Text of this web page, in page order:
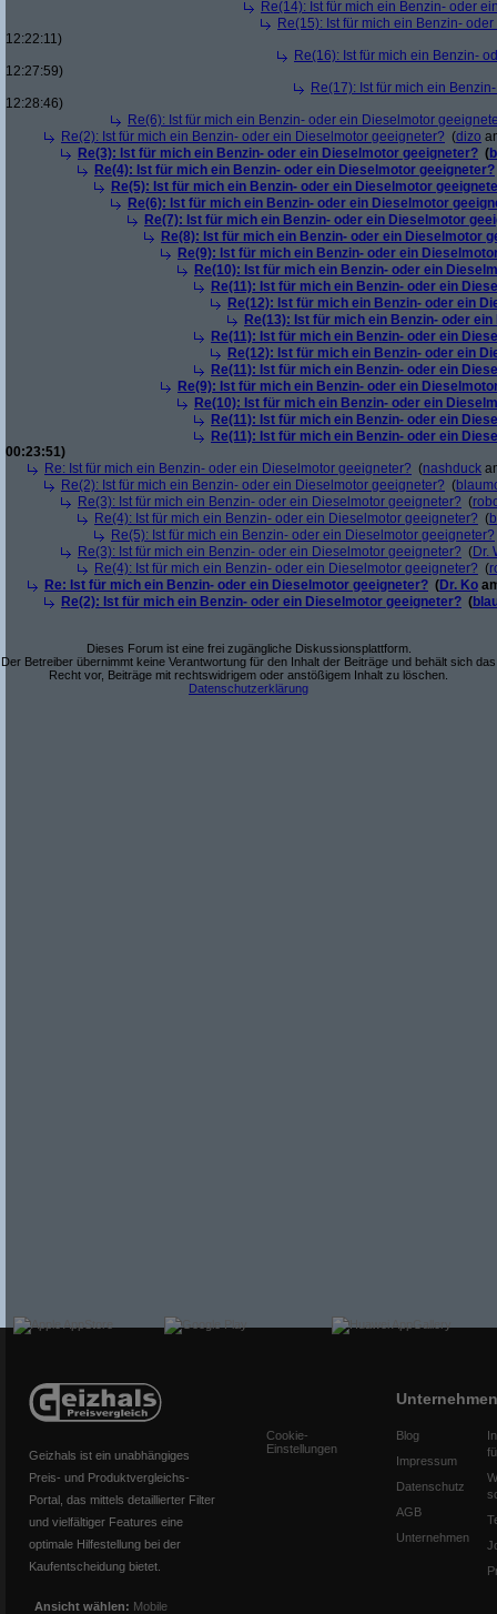
Re(14): Ist für mich ein Benzin- oder
Re(15): Ist für mich ein Benzin-
12:22:11)
Re(16): Ist für mich ein Benzin-
12:27:59)
Re(17): Ist für mich ein
12:28:46)
Re(6): Ist für mich ein Benzin- oder ein Dieselmotor
Re(2): Ist für mich ein Benzin- oder ein Dieselmotor geeigneter? (dizo
Re(3): Ist für mich ein Benzin- oder ein Dieselmotor geeigneter? (
Re(4): Ist für mich ein Benzin- oder ein Dieselmotor geeigneter?
Re(5): Ist für mich ein Benzin- oder ein Dieselmotor
Re(6): Ist für mich ein Benzin- oder ein Dieselmotor
Re(7): Ist für mich ein Benzin- oder ein Dieselmotor
Re(8): Ist für mich ein Benzin- oder ein Dieselmotor
Re(9): Ist für mich ein Benzin- oder ein
Re(10): Ist für mich ein Benzin- oder ein
Re(11): Ist für mich ein Benzin- oder ein
Re(12): Ist für mich ein Benzin- oder ein
Re(13): Ist für mich ein Benzin- oder
Re(11): Ist für mich ein Benzin- oder ein
Re(12): Ist für mich ein Benzin- oder ein
Re(11): Ist für mich ein Benzin- oder ein
Re(9): Ist für mich ein Benzin- oder ein
Re(10): Ist für mich ein Benzin- oder ein
Re(11): Ist für mich ein Benzin- oder ein
Re(11): Ist für mich ein Benzin- oder ein
00:23:51)
Re: Ist für mich ein Benzin- oder ein Dieselmotor geeigneter? (nashduck
Re(2): Ist für mich ein Benzin- oder ein Dieselmotor geeigneter? (
Re(3): Ist für mich ein Benzin- oder ein Dieselmotor geeigneter? (
Re(4): Ist für mich ein Benzin- oder ein Dieselmotor geeigneter? (
Re(5): Ist für mich ein Benzin- oder ein Dieselmotor geeigneter?
Re(3): Ist für mich ein Benzin- oder ein Dieselmotor geeigneter? (Dr.
Re(4): Ist für mich ein Benzin- oder ein Dieselmotor geeigneter? (
Re: Ist für mich ein Benzin- oder ein Dieselmotor geeigneter? (Dr. Ko
Re(2): Ist für mich ein Benzin- oder ein Dieselmotor geeigneter? (
Dieses Forum ist eine frei zugängliche Diskussionsplattform.
Der Betreiber übernimmt keine Verantwortung für den Inhalt der Beiträge und behält sich das
Recht vor, Beiträge mit rechtswidrigem oder anstößigem Inhalt zu löschen.
Datenschutzerklärung
Geizhals ist ein unabhängiges
Preis- und Produktvergleichs-
Portal, das mittels detaillierter Filter
und vielfältiger Features eine
optimale Hilfestellung bei der
Kaufentscheidung bietet.
Ansicht wählen: Mobile
Cookie-
Einstellungen
Unternehmen
Blog
Impressum
Datenschutz
AGB
Unternehmen